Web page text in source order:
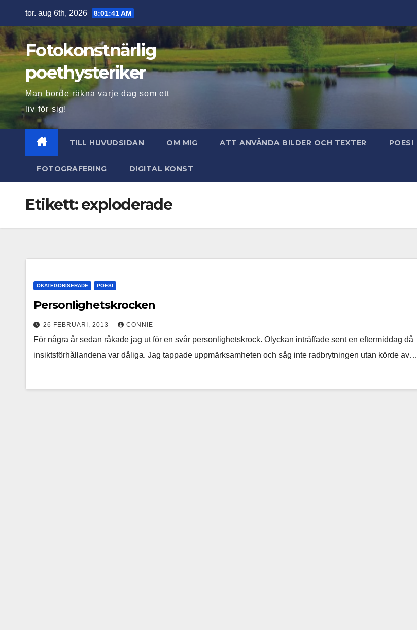
innehåll
tor. aug 6th, 2026 8:01:42 AM
Fotokonstnärlig
poethysteriker
Man borde räkna varje dag som ett
liv för sig!
TILL HUVUDSIDAN OM MIG ATT ANVÄNDA BILDER OCH TEXTER POESI
FOTOGRAFERING DIGITAL KONST
Etikett:exploderade
OKATEGORISERADE POESI
Personlighetskrocken
26 FEBRUARI, 2013 CONNIE
För några år sedan råkade jag ut för en svår personlighetskrock. Olyckan inträffade sent en eftermiddag då
insiktsförhållandena var dåliga. Jag tappade uppmärksamheten och såg inte radbrytningen utan körde av…